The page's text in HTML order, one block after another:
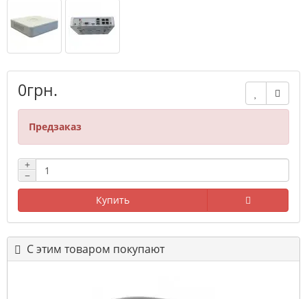
0грн.
Предзаказ
+
−
Купить
С этим товаром покупают